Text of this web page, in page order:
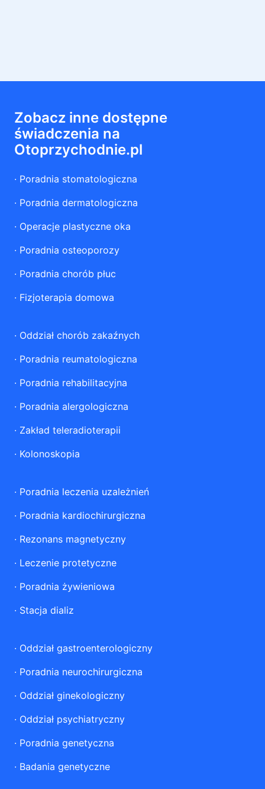
Zobacz inne dostępne
świadczenia na
Otoprzychodnie.pl
· Poradnia stomatologiczna
· Poradnia dermatologiczna
· Operacje plastyczne oka
· Poradnia osteoporozy
· Poradnia chorób płuc
· Fizjoterapia domowa
· Oddział chorób zakaźnych
· Poradnia reumatologiczna
· Poradnia rehabilitacyjna
· Poradnia alergologiczna
· Zakład teleradioterapii
· Kolonoskopia
· Poradnia leczenia uzależnień
· Poradnia kardiochirurgiczna
· Rezonans magnetyczny
· Leczenie protetyczne
· Poradnia żywieniowa
· Stacja dializ
· Oddział gastroenterologiczny
· Poradnia neurochirurgiczna
· Oddział ginekologiczny
· Oddział psychiatryczny
· Poradnia genetyczna
· Badania genetyczne